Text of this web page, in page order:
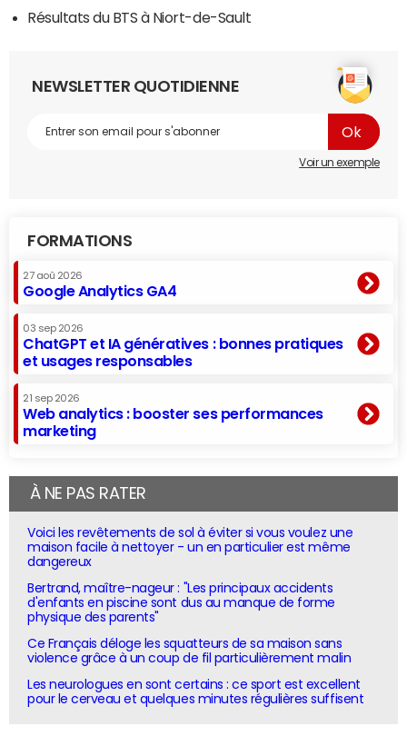
Résultats du BTS à Niort-de-Sault
NEWSLETTER QUOTIDIENNE
Voir un exemple
FORMATIONS
27 aoû 2026
Google Analytics GA4
03 sep 2026
ChatGPT et IA génératives : bonnes pratiques
et usages responsables
21 sep 2026
Web analytics : booster ses performances
marketing
À NE PAS RATER
Voici les revêtements de sol à éviter si vous voulez une
maison facile à nettoyer - un en particulier est même
dangereux
Bertrand, maître-nageur : "Les principaux accidents
d'enfants en piscine sont dus au manque de forme
physique des parents"
Ce Français déloge les squatteurs de sa maison sans
violence grâce à un coup de fil particulièrement malin
Les neurologues en sont certains : ce sport est excellent
pour le cerveau et quelques minutes régulières suffisent